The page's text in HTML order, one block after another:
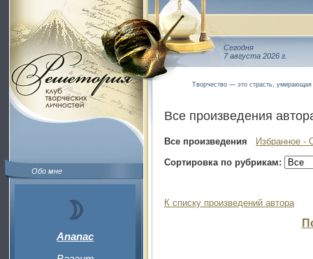
Обо мне
Ananac
Сегодня
7 августа 2026 г.
Творчество — это страсть,
Все произведения
Все произведения
Избранное -
Сортировка по рубрикам:
К списку произведений автора